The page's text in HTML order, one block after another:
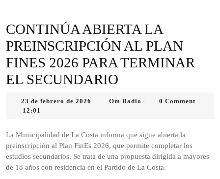
CONTINÚA ABIERTA LA
PREINSCRIPCIÓN AL PLAN
FINES 2026 PARA TERMINAR
EL SECUNDARIO
23 de febrero de 2026
2026
Om Radio 0 Comment
12:01
La Municipalidad de La Costa informa que sigue abierta la
preinscripción al Plan FinEs 2026, que permite completar los
estudios secundarios. Se trata de una propuesta dirigida a mayores
de 18 años con residencia en el Partido de La Costa.